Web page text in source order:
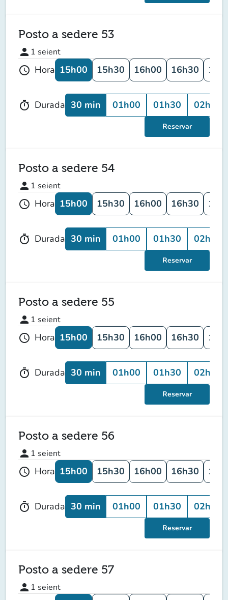
Posto a sedere 53
person 1 seient
schedule Hora 15h00 15h30 16h00 16h30
timer Durada 30 min 01h00 01h30 02h00
Reservar
Posto a sedere 54
person 1 seient
schedule Hora 15h00 15h30 16h00 16h30
timer Durada 30 min 01h00 01h30 02h00
Reservar
Posto a sedere 55
person 1 seient
schedule Hora 15h00 15h30 16h00 16h30
timer Durada 30 min 01h00 01h30 02h00
Reservar
Posto a sedere 56
person 1 seient
schedule Hora 15h00 15h30 16h00 16h30
timer Durada 30 min 01h00 01h30 02h00
Reservar
Posto a sedere 57
person 1 seient